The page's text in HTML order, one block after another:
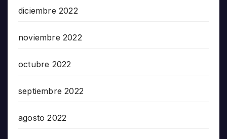
diciembre 2022
noviembre 2022
octubre 2022
septiembre 2022
agosto 2022